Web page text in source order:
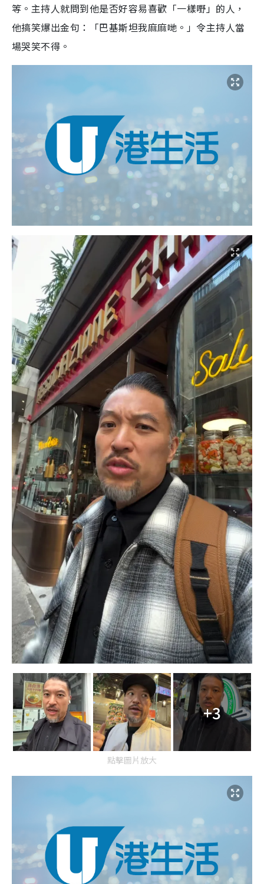
等。主持人就問到他是否好容易喜歡「一樣嘢」的人，
他搞笑爆出金句：「巴基斯坦我麻麻哋。」令主持人當
場哭笑不得。
+3
點擊圖片放大